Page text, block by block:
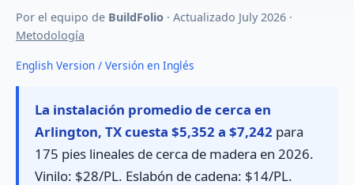
Por el equipo de BuildFolio · Actualizado July 2026 ·
Metodología
English Version / Versión en Inglés
La instalación promedio de cerca en
Arlington, TX cuesta $5,352 a $7,242 para
175 pies lineales de cerca de madera en 2026.
Vinilo: $28/PL. Eslabón de cadena: $14/PL.